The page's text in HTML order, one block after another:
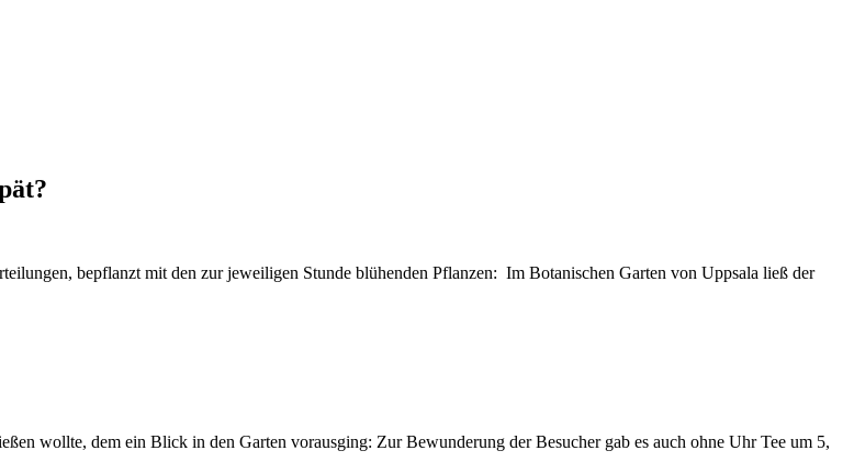
bepflanzt mit den zur jeweiligen Stunde blühenden Pflanzen: Im Botanischen Garten von Uppsala ließ der
wollte, dem ein Blick in den Garten vorausging: Zur Bewunderung der Besucher gab es auch ohne Uhr Tee um 5,